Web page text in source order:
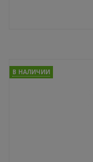
В НАЛИЧИИ